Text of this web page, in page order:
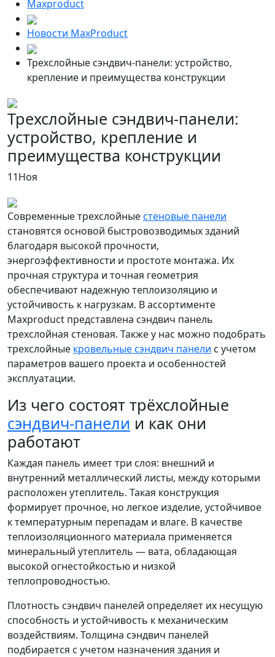
Maxproduct
Новости MaxProduct
Трехслойные сэндвич-панели: устройство,
крепление и преимущества конструкции
Трехслойные сэндвич-панели:
устройство, крепление и
преимущества конструкции
11Ноя
Современные трехслойныестеновые панели
становятся основой быстровозводимых зданий
благодаря высокой прочности,
энергоэффективности и простоте монтажа. Их
прочная структура и точная геометрия
обеспечивают надежную теплоизоляцию и
устойчивость к нагрузкам. В ассортименте
Maxproduct представлена сэндвич панель
трехслойная стеновая. Также у нас можно подобрать
трехслойные кровельные сэндвич панели с учетом
параметров вашего проекта и особенностей
эксплуатации.
Из чего состоят трёхслойные
сэндвич-панели и как они
работают
Каждая панель имеет три слоя: внешний и
внутренний металлический листы, между которыми
расположен утеплитель. Такая конструкция
формирует прочное, но легкое изделие, устойчивое
к температурным перепадам и влаге. В качестве
теплоизоляционного материала применяется
минеральный утеплитель — вата, обладающая
высокой огнестойкостью и низкой
теплопроводностью.
Плотность сэндвич панелей определяет их несущую
способность и устойчивость к механическим
воздействиям. Толщина сэндвич панелей
подбирается с учетом назначения здания и